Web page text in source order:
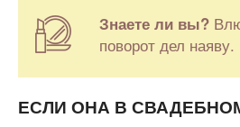
Знаете ли вы?
поворот дел наяву.
ЕСЛИ ОНА В